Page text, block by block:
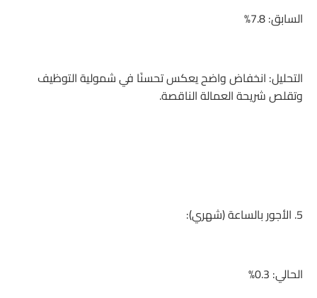
السابق: 7.8%
التحليل: انخفاض واضح يعكس تحسنًا في شمولية التوظيف
وتقلص شريحة العمالة الناقصة.
5. الأجور بالساعة (شهري):
الحالي: 0.3%